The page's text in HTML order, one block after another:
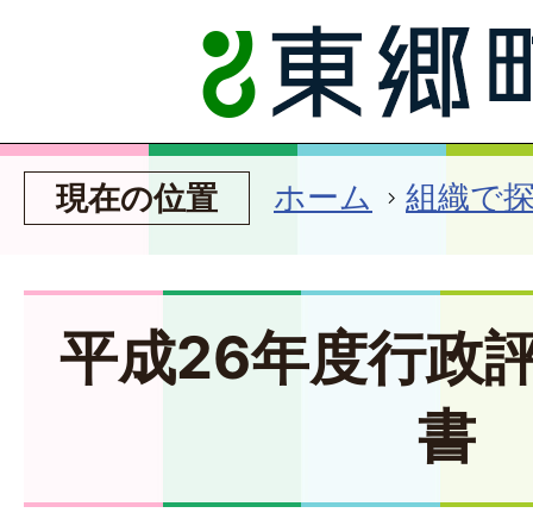
現在の位置 ホーム 組織で
平成26年度行政
書